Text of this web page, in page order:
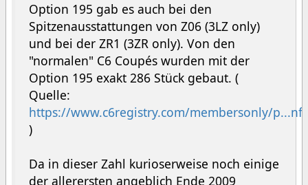
Option 195 gab es auch bei den
Spitzenausstattungen von Z06 (3LZ only)
und bei der ZR1 (3ZR only). Von den
"normalen" C6 Coupés wurden mit der
Option 195 exakt 286 Stück gebaut. (
Quelle:
https://www.c6registry.com/membersonly/
)
Da in dieser Zahl kurioserweise noch einige
der allerersten angeblich Ende 2009